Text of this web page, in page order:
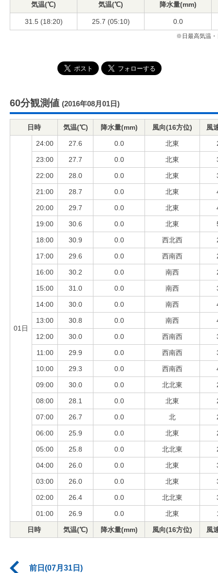
気温(℃)
気温(℃)
降水量(mm)
31.5 (18:20) 25.7 (05:10) 0.0
※日最高気温・
60分観測値 (2016年08月01日)
日時 気温(℃) 降水量(mm) 風向(16方位) 風
01日
24:00 27.6 0.0 北東
23:00 27.7 0.0 北東
22:00 28.0 0.0 北東
21:00 28.7 0.0 北東
20:00 29.7 0.0 北東
19:00 30.6 0.0 北東
18:00 30.9 0.0 西北西
17:00 29.6 0.0 西南西
16:00 30.2 0.0 南西
15:00 31.0 0.0 南西
14:00 30.0 0.0 南西
13:00 30.8 0.0 南西
12:00 30.0 0.0 西南西
11:00 29.9 0.0 西南西
10:00 29.3 0.0 西南西
09:00 30.0 0.0 北北東
08:00 28.1 0.0 北東
07:00 26.7 0.0 北
06:00 25.9 0.0 北東
05:00 25.8 0.0 北北東
04:00 26.0 0.0 北東
03:00 26.0 0.0 北東
02:00 26.4 0.0 北北東
01:00 26.9 0.0 北東
日時 気温(℃) 降水量(mm) 風向(16方位) 風
前日(07月31日)